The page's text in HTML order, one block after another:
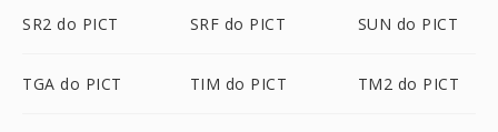
SR2 do PICT SRF do PICT SUN do PICT
TGA do PICT TIM do PICT TM2 do PICT